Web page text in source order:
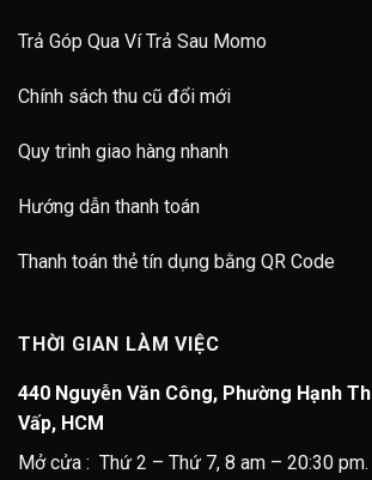
Trả Góp Qua Ví Trả Sau Momo
Chính sách thu cũ đổi mới
Quy trình giao hàng nhanh
Hướng dẫn thanh toán
Thanh toán thẻ tín dụng bằng QR Code
THỜI GIAN LÀM VIỆC
440 Nguyễn Văn Công, Phường Hạnh
Vấp, HCM
Mở cửa : Thứ 2 – Thứ 7, 8 am – 20:30 pm.